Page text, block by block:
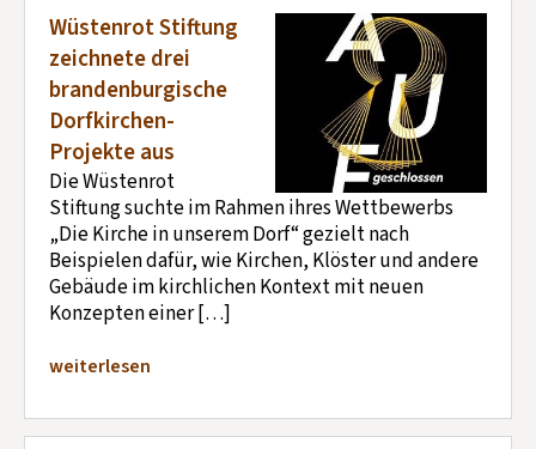
Wüstenrot Stiftung
zeichnete drei
brandenburgische
Dorfkirchen-
Projekte aus
Die Wüstenrot
Stiftung suchte im Rahmen ihres Wettbewerbs
„Die Kirche in unserem Dorf“ gezielt nach
Beispielen dafür, wie Kirchen, Klöster und andere
Gebäude im kirchlichen Kontext mit neuen
Konzepten einer […]
weiterlesen